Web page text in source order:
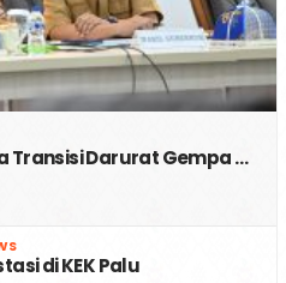
Transisi Darurat Gempa …
di KEK Palu